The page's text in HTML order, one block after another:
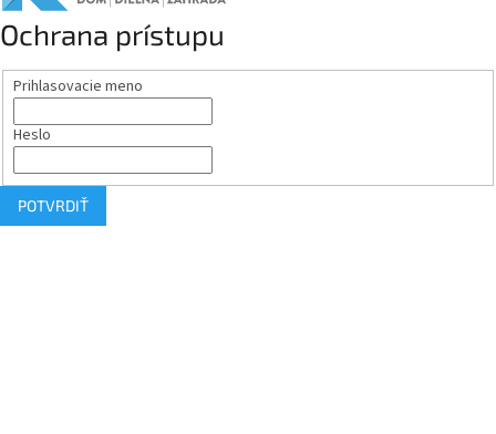
Ochrana prístupu
Prihlasovacie meno
Heslo
POTVRDIŤ